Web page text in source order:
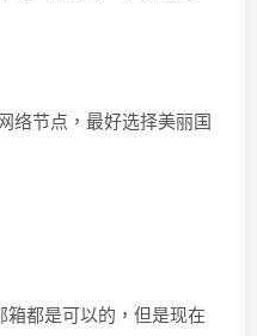
络节点，最好选择美丽国
箱都是可以的，但是现在